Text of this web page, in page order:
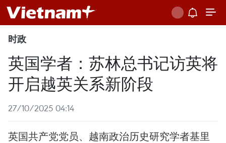
时政
英国学者：苏林总书记访英将
开启越英关系新阶段
27/10/2025 04:14
英国共产党党员、越南政治历史研究学者基里